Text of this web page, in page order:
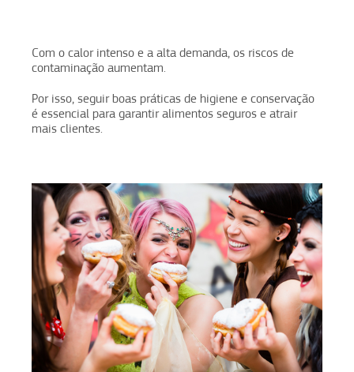
Com o calor intenso e a alta demanda, os riscos de
contaminação aumentam.
Por isso, seguir boas práticas de higiene e conservação
é essencial para garantir alimentos seguros e atrair
mais clientes.